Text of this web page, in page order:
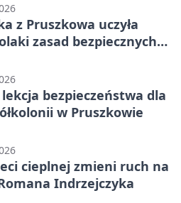
z Pruszkowa uczyła
zasad bezpiecznych
bezpieczeństwa dla
w Pruszkowie
cieplnej zmieni ruch na
Indrzejczyka